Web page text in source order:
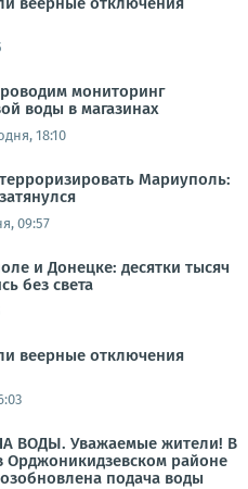
мониторинг
воды в магазинах
18:10
Мариуполь:
09:57
и Донецке: десятки тысяч
без света
веерные отключения
ВОДЫ. Уважаемые жители! В
Орджоникидзевском районе
подача воды